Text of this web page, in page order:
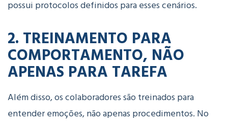
possui protocolos definidos para esses cenários.
2. TREINAMENTO PARA
COMPORTAMENTO, NÃO
APENAS PARA TAREFA
Além disso, os colaboradores são treinados para
entender emoções, não apenas procedimentos. No